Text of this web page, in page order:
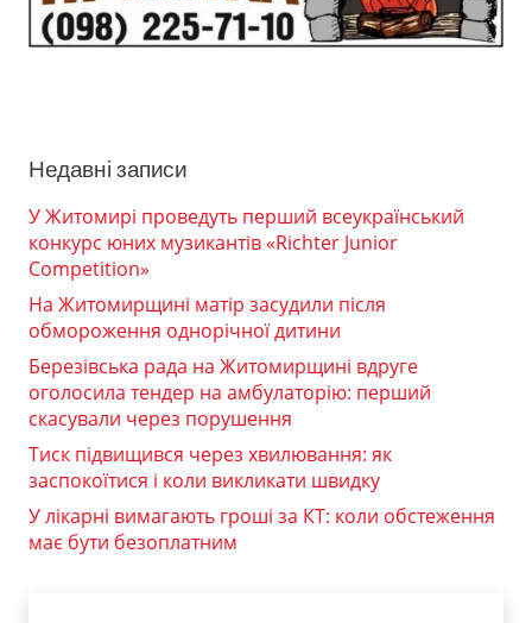
Недавні записи
У Житомирі проведуть перший всеукраїнський
конкурс юних музикантів «Richter Junior
Competition»
На Житомирщині матір засудили після
обмороження однорічної дитини
Березівська рада на Житомирщині вдруге
оголосила тендер на амбулаторію: перший
скасували через порушення
Тиск підвищився через хвилювання: як
заспокоїтися і коли викликати швидку
У лікарні вимагають гроші за КТ: коли обстеження
має бути безоплатним